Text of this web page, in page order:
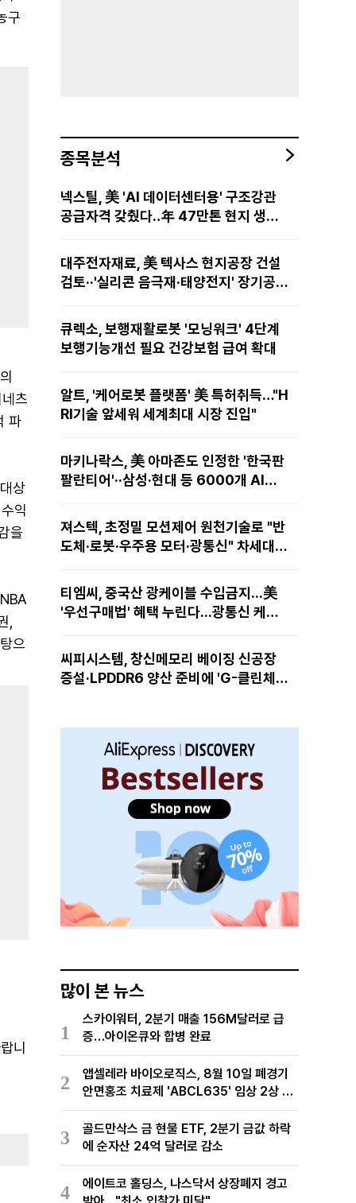
구
츠
파
상
익
을
,
으
니
종목분석
넥스틸, 美 'AI 데이터센터용' 구조강관
공급자격 갖췄다‥年 47만톤 현지 생산
대주전자재료, 美 텍사스 현지공장 건설
검토··'실리콘 음극재·태양전지' 장기공급
큐렉소, 보행재활로봇 '모닝워크' 4단계
보행기능개선 필요 건강보험 급여 확대
알트, '케어로봇 플랫폼' 美 특허취득…"H
RI기술 앞세워 세계최대 시장 진입"
마키나락스, 美 아마존도 인정한 '한국판
팔란티어'··삼성·현대 등 6000개 AI모
져스텍, 초정밀 모션제어 원천기술로 "반
도체·로봇·우주용 모터·광통신" 차세대
티엠씨, 중국산 광케이블 수입금지...美
'우선구매법' 혜택 누린다...광통신 케이
씨피시스템, 창신메모리 베이징 신공장
증설·LPDDR6 양산 준비에 'G-클린체
많이 본 뉴스
1
스카이워터, 2분기 매출 156M달러로 급
증…아이온큐와 합병 완료
2
앱셀레라 바이오로직스, 8월 10일 폐경기
안면홍조 치료제 'ABCL635' 임상 2상 결
과 발표
3
골드만삭스 금 현물 ETF, 2분기 금값 하락
에 순자산 24억 달러로 감소
4
에이트코 홀딩스, 나스닥서 상장폐지 경고